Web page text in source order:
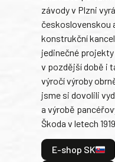
závody v Plzni
československou
konstrukční
jedinečné
v pozdější době i
výročí výroby
jsme si dovolili
a výrobě
Škoda v letech 1919
E-shop SK